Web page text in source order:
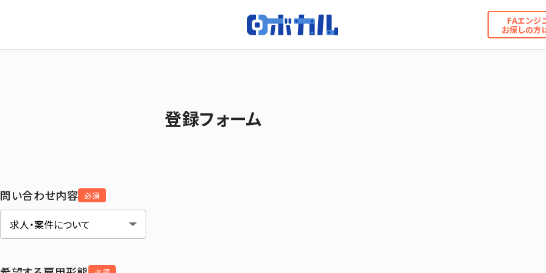
FAエンジ
お探しの方
登録フォーム
問い合わせ内容 必須